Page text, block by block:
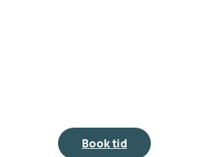
Book tid